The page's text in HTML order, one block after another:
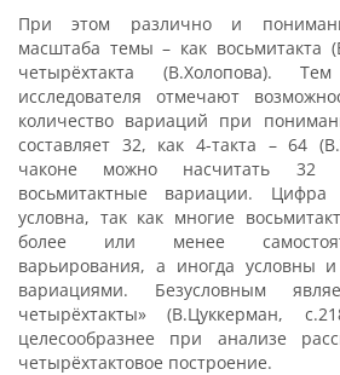
При этом различно и
масштаба темы – как восьмитакта
четырёхтакта (В.Холопова).
исследователя отмечают
количество вариаций при
составляет 32, как 4-такта – 64
чаконе можно насчитать 32
восьмитактные вариации.
условна, так как многие
более или менее
варьирования, а иногда условны
вариациями. Безусловным
четырёхтакты» (В.Цуккерман,
целесообразнее при анализе
четырёхтактовое построение.